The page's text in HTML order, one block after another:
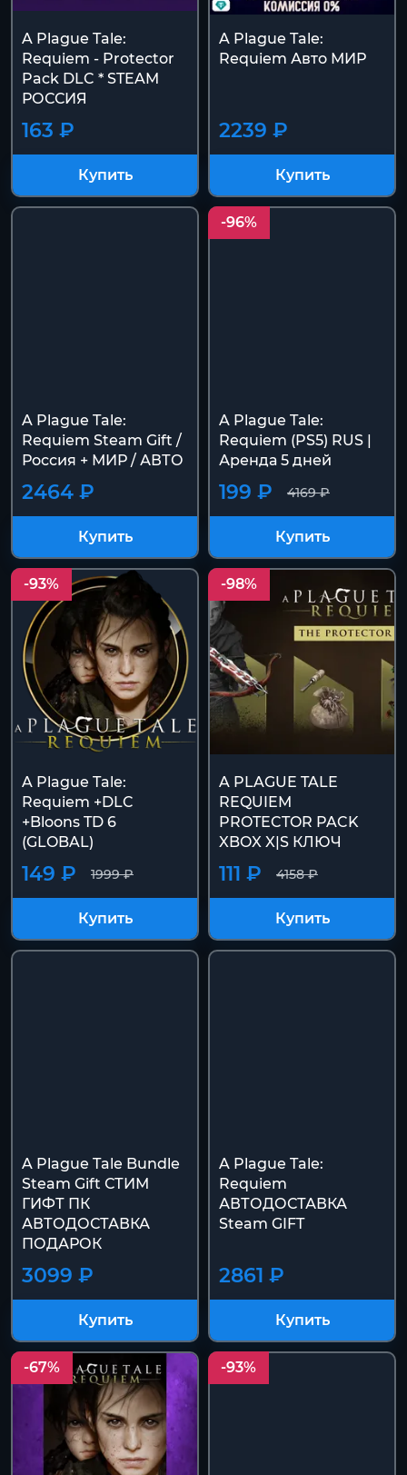
A Plague Tale:
Requiem - Protector
Pack DLC * STEAM
РОССИЯ
163 ₽
Купить
A Plague Tale:
Requiem Авто МИР
2239 ₽
Купить
A Plague Tale:
Requiem Steam Gift /
Россия + МИР / АВТО
2464 ₽
Купить
-96%
A Plague Tale:
Requiem (PS5) RUS |
Аренда 5 дней
4169 ₽
199 ₽
Купить
-93%
A Plague Tale:
Requiem +DLC
+Bloons TD 6
(GLOBAL)
1999 ₽
149 ₽
Купить
-98%
A PLAGUE TALE
REQUIEM
PROTECTOR PACK
XBOX X|S КЛЮЧ
4158 ₽
111 ₽
Купить
A Plague Tale Bundle
Steam Gift СТИМ
ГИФТ ПК
АВТОДОСТАВКА
ПОДАРОК
3099 ₽
Купить
A Plague Tale:
Requiem
АВТОДОСТАВКА
Steam GIFT
2861 ₽
Купить
-67% -93%